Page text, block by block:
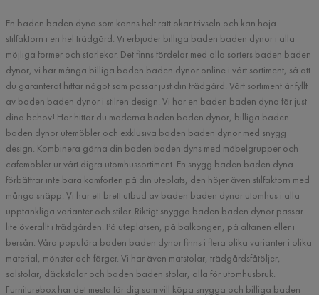
En baden baden dyna som känns helt rätt ökar trivseln och kan höja
stilfaktorn i en hel trädgård. Vi erbjuder billiga baden baden dynor i alla
möjliga former och storlekar. Det finns fördelar med alla sorters baden baden
dynor, vi har många billiga baden baden dynor online i vårt sortiment, så att
du garanterat hittar något som passar just din trädgård. Vårt sortiment är fyllt
av baden baden dynor i stilren design. Vi har en baden baden dyna för just
dina behov! Här hittar du moderna baden baden dynor, billiga baden
baden dynor utemöbler och exklusiva baden baden dynor med snygg
design. Kombinera gärna din baden baden dyns med möbelgrupper och
cafemöbler ur vårt digra utomhussortiment. En snygg baden baden dyna
förbättrar inte bara komforten på din uteplats, den höjer även stilfaktorn med
många snäpp. Vi har ett brett utbud av baden baden dynor utomhus i alla
upptänkliga varianter och stilar. Riktigt snygga baden baden dynor passar
lite överallt i trädgården. På uteplatsen, på balkongen, på altanen eller i
bersån. Våra populära baden baden dynor finns i flera olika varianter i olika
material, mönster och färger. Vi har även matstolar, trädgårdsfåtöljer,
solstolar, däckstolar och baden baden stolar, alla för utomhusbruk.
Furniturebox har det mesta för dig som vill köpa snygga och billiga baden